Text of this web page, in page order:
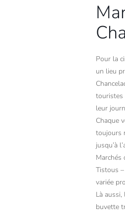
Pour la
un lieu
touristes
leur
Chaque
toujours
jusqu’à
Marchés
Tistous
variée
Là
buvette